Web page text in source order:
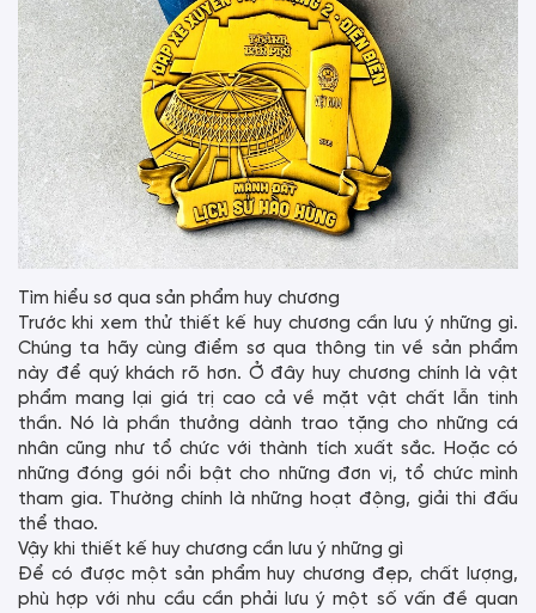
Tìm hiểu sơ qua sản phẩm huy chương
Trước khi xem thử thiết kế huy chương cần lưu ý những gì.
Chúng ta hãy cùng điểm sơ qua thông tin về sản phẩm
này để quý khách rõ hơn. Ở đây huy chương chính là vật
phẩm mang lại giá trị cao cả về mặt vật chất lẫn tinh
thần. Nó là phần thưởng dành trao tặng cho những cá
nhân cũng như tổ chức với thành tích xuất sắc. Hoặc có
những đóng gói nổi bật cho những đơn vị, tổ chức mình
tham gia. Thường chính là những hoạt động, giải thi đấu
thể thao.
Vậy khi thiết kế huy chương cần lưu ý những gì
Để có được một sản phẩm huy chương đẹp, chất lượng,
phù hợp với nhu cầu cần phải lưu ý một số vấn đề quan